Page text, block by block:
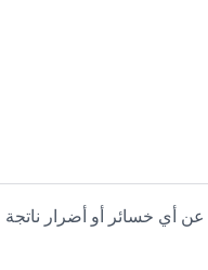
عن أي خسائر أو أضرار